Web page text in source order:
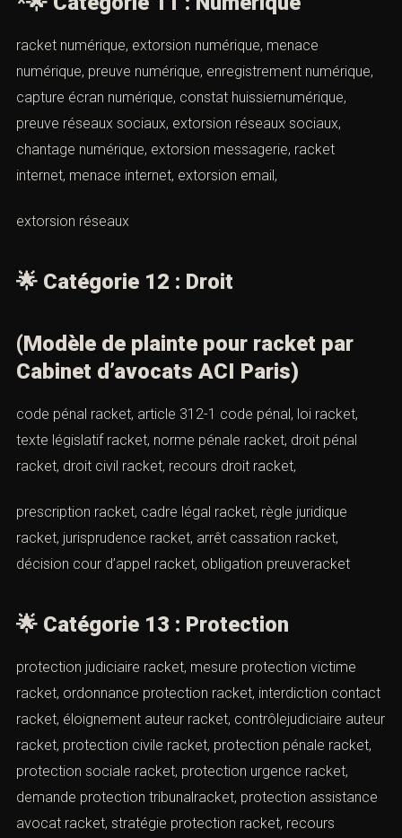
Cabinet d’avocats ACI Paris)
racket scolaire, racket professionnel, racket familial,
racket numérique, racket bande organisée, racket
artisan, racket commerçant, extorsion scolaire,
extorsion professionnel, extorsion familial, extorsion
numérique, extorsion bande organisée, extorsion
*🌟Catégorie 11 : Numérique
racket numérique, extorsion numérique, menace
numérique, preuve numérique, enregistrement
numérique, capture écran numérique, constat
huissiernumérique, preuve réseaux sociaux, extorsion
réseaux sociaux, chantage numérique, extorsion
messagerie, racket internet, menace internet, extorsion
extorsion réseaux
(Modèle de plainte pour racket par
Cabinet d’avocats ACI Paris)
code pénal racket, article 312-1 code pénal, loi racket,
texte législatif racket, norme pénale racket, droit pénal
racket, droit civil racket, recours droit racket,
prescription racket, cadre légal racket, règle juridique